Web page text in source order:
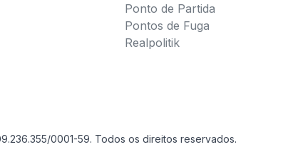
Ponto de Partida
Pontos de Fuga
Realpolitik
0001-59. Todos os direitos reservados.